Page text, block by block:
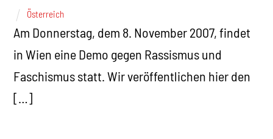
Österreich
Am Donnerstag, dem 8. November 2007, findet
in Wien eine Demo gegen Rassismus und
Faschismus statt. Wir veröffentlichen hier den
[…]